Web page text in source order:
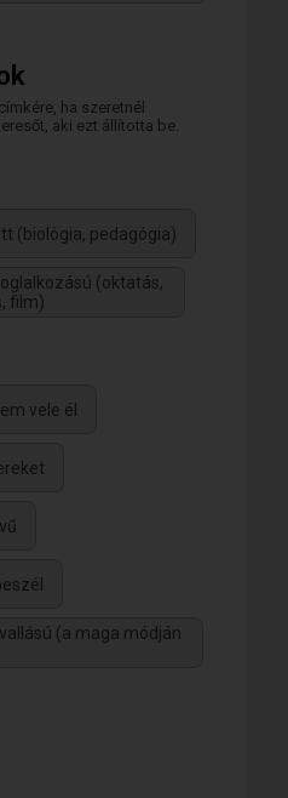
ha szeretnél
aki ezt állította be.
(biológia, pedagógia)
(oktatás,
film)
vele él
(a maga módján